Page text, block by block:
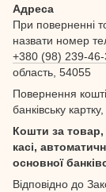
Адреса
При поверненні
назвати номер
+380 (98) 239-
область, 54055
Повернення
банківську
Кошти за товар,
касі,
основної
Відповідно до